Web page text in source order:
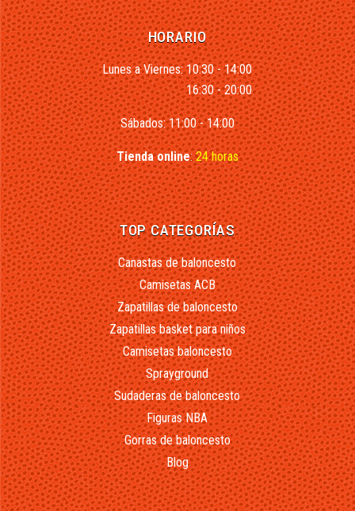
HORARIO
Lunes a Viernes: 10:30 - 14:00
16:30 - 20:00
Sábados: 11:00 - 14:00
Tienda online:24 horas
TOP CATEGORÍAS
Canastas de baloncesto
Camisetas ACB
Zapatillas de baloncesto
Zapatillas basket para niños
Camisetas baloncesto
Sprayground
Sudaderas de baloncesto
Figuras NBA
Gorras de baloncesto
Blog